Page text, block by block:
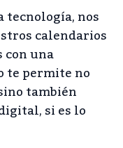
tecnología, nos
calendarios
una
te permite no
también
si es lo